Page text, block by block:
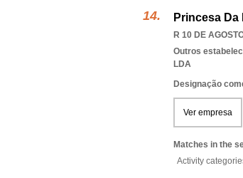
Princesa Da
R 10 DE
Outros
LDA
Designação
Ver empresa
Matches in the
Activity